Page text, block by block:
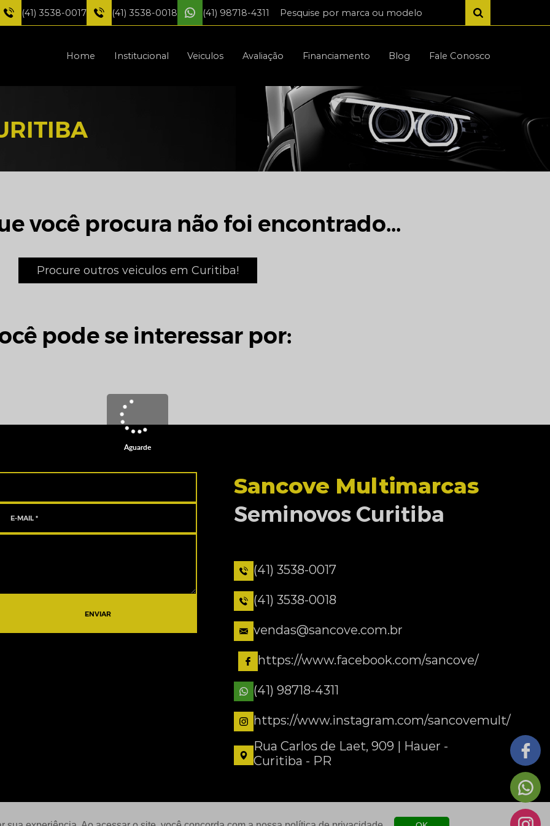
(41) 3538-0017 (41) 3538-0018 (41) 98718-4311
Home Institucional Veiculos Avaliação Financiamento Blog Fale Conosco
você procura não foi encontrado...
Procure outros veiculos em Curitiba!
pode se interessar por:
ENVIAR
Sancove Multimarcas
Seminovos Curitiba
(41) 3538-0017
(41) 3538-0018
vendas@sancove.com.br
https://www.facebook.com/sancove/
(41) 98718-4311
https://www.instagram.com/sancovemult/
Rua Carlos de Laet, 909 | Hauer -
Curitiba - PR
Aguarde